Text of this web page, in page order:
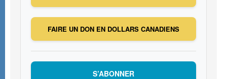
FAIRE UN DON EN DOLLARS CANADIENS
S’ABONNER